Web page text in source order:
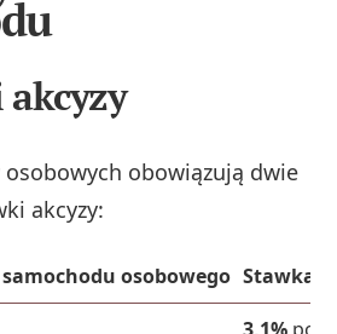
akcyzy
obowiązują dwie
akcyzy:
osobowego Stawka